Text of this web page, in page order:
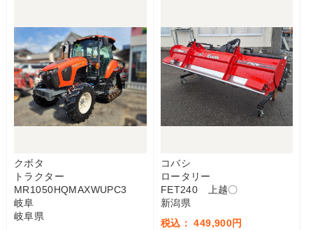
クボタ
トラクター
MR1050HQMAXWUPC3
岐阜
岐阜県
コバシ
ロータリー
FET240 上越〇
新潟県
税込： 449,900円